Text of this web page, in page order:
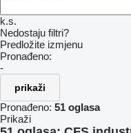
k.s.
Nedostaju filtri?
Predložite izmjenu
Pronađeno:
-
prikaži
Pronađeno: 51 oglasa
Prikaži